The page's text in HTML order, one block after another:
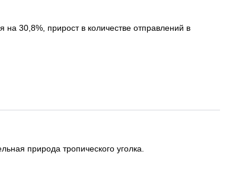
30,8%, прирост в количестве отправлений в
природа тропического уголка.